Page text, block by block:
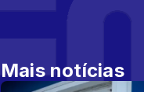
Mais notícias